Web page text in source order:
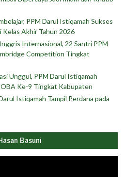
PPM Darul Istiqamah Sukses
Kelas Akhir Tahun 2026
Internasional, 22 Santri PPM
Competition Tingkat
Unggul, PPM Darul Istiqamah
Ke-9 Tingkat Kabupaten
Istiqamah Tampil Perdana pada
Basuni